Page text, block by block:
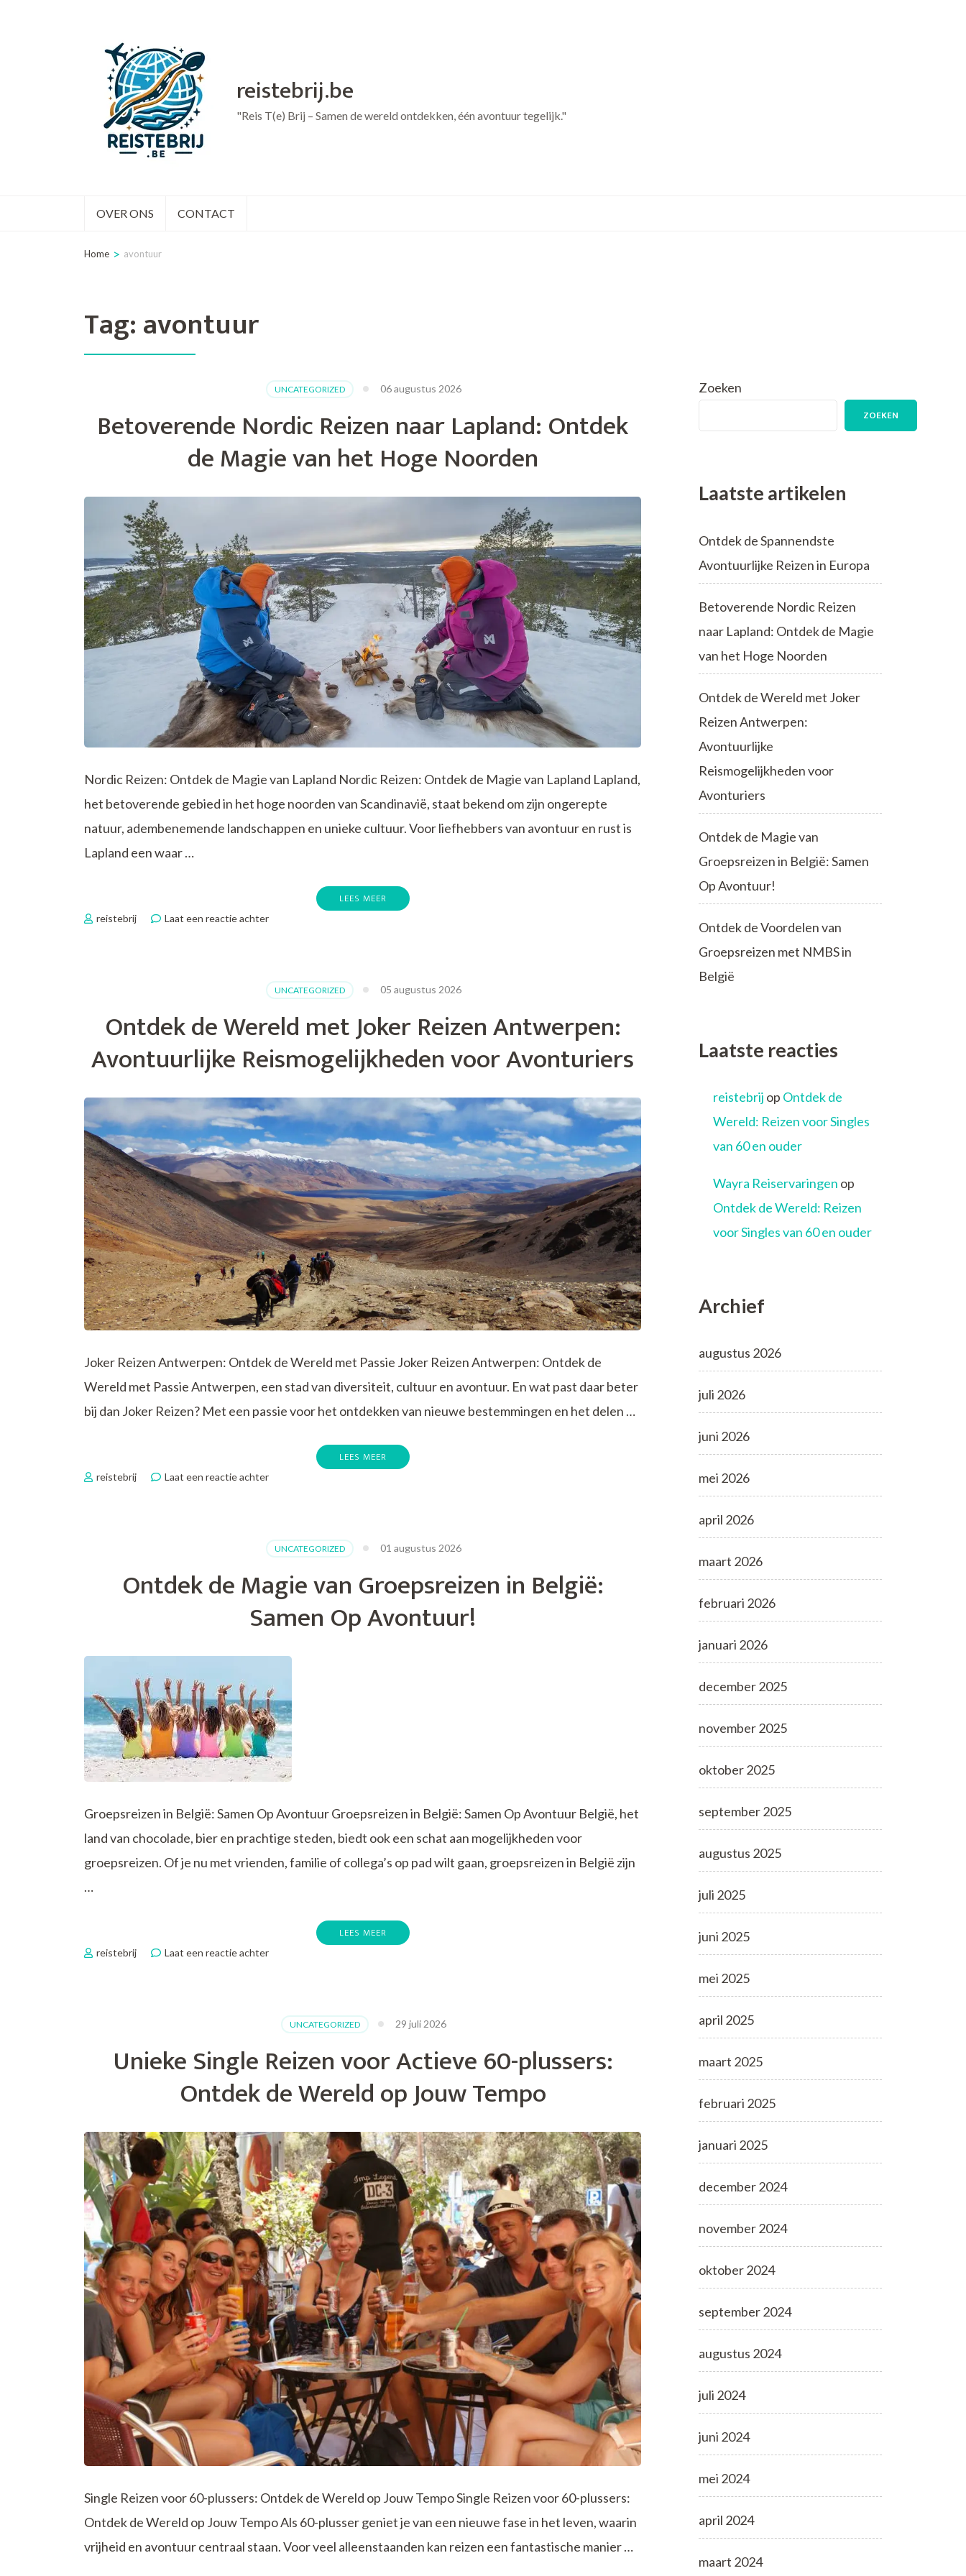
reistebrij.be
"Reis T(e) Brij – Samen de wereld ontdekken, één avontuur tegelijk."
OVER ONS CONTACT
Home > avontuur
Tag:avontuur
UNCATEGORIZED 06 augustus 2026
Betoverende Nordic Reizen naar Lapland: Ontdek
de Magie van het Hoge Noorden
Nordic Reizen: Ontdek de Magie van Lapland Nordic Reizen: Ontdek de Magie van Lapland Lapland,
het betoverende gebied in het hoge noorden van Scandinavië, staat bekend om zijn ongerepte
natuur, adembenemende landschappen en unieke cultuur. Voor liefhebbers van avontuur en rust is
Lapland een waar …
LEES MEER
reistebrij Laat een reactie achterop
Lapland:
de
Magie
van
het
Noorden
UNCATEGORIZED 05 augustus 2026
Ontdek de Wereld met Joker Reizen Antwerpen:
Avontuurlijke Reismogelijkheden voor Avonturiers
Joker Reizen Antwerpen: Ontdek de Wereld met Passie Joker Reizen Antwerpen: Ontdek de
Wereld met Passie Antwerpen, een stad van diversiteit, cultuur en avontuur. En wat past daar beter
bij dan Joker Reizen? Met een passie voor het ontdekken van nieuwe bestemmingen en het delen …
LEES MEER
reistebrij Laat een reactie achterop
Joker
Antwerpen:
Avontuurlijke
Reismogelijkheden
voor
UNCATEGORIZED 01 augustus 2026
Ontdek de Magie van Groepsreizen in België:
Samen Op Avontuur!
Groepsreizen in België: Samen Op Avontuur Groepsreizen in België: Samen Op Avontuur België, het
land van chocolade, bier en prachtige steden, biedt ook een schat aan mogelijkheden voor
groepsreizen. Of je nu met vrienden, familie of collega’s op pad wilt gaan, groepsreizen in België zijn
…
LEES MEER
reistebrij Laat een reactie achterop
Groepsreizen
België:
Samen
Op
Avontuur!
UNCATEGORIZED 29 juli 2026
Unieke Single Reizen voor Actieve 60-plussers:
Ontdek de Wereld op Jouw Tempo
Single Reizen voor 60-plussers: Ontdek de Wereld op Jouw Tempo Single Reizen voor 60-plussers:
Ontdek de Wereld op Jouw Tempo Als 60-plusser geniet je van een nieuwe fase in het leven, waarin
vrijheid en avontuur centraal staan. Voor veel alleenstaanden kan reizen een fantastische manier …
Zoeken
ZOEKEN
Laatste artikelen
Ontdek de Spannendste
Avontuurlijke Reizen in Europa
Betoverende Nordic Reizen
naar Lapland: Ontdek de Magie
van het Hoge Noorden
Ontdek de Wereld met Joker
Reizen Antwerpen:
Avontuurlijke
Reismogelijkheden voor
Avonturiers
Ontdek de Magie van
Groepsreizen in België: Samen
Op Avontuur!
Ontdek de Voordelen van
Groepsreizen met NMBS in
België
Laatste reacties
reistebrij op Ontdek de
Wereld: Reizen voor Singles
van 60 en ouder
Wayra Reiservaringen op
Ontdek de Wereld: Reizen
voor Singles van 60 en ouder
Archief
augustus 2026
juli 2026
juni 2026
mei 2026
april 2026
maart 2026
februari 2026
januari 2026
december 2025
november 2025
oktober 2025
september 2025
augustus 2025
juli 2025
juni 2025
mei 2025
april 2025
maart 2025
februari 2025
januari 2025
december 2024
november 2024
oktober 2024
september 2024
augustus 2024
juli 2024
juni 2024
mei 2024
april 2024
maart 2024